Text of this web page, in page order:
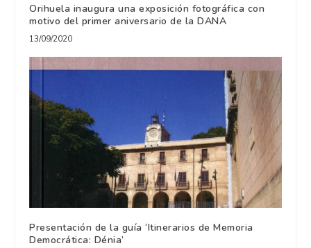
Orihuela inaugura una exposición fotográfica con
motivo del primer aniversario de la DANA
13/09/2020
Presentación de la guía ‘Itinerarios de Memoria
Democrática: Dénia’